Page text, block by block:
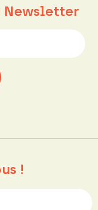
Newsletter
!